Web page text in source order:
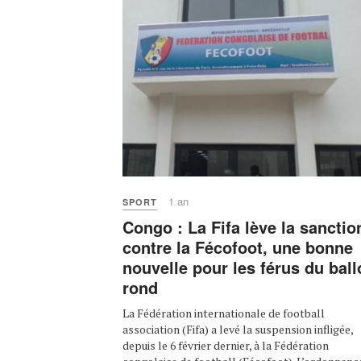
SPORT 1 an
Congo : La Fifa lève la
contre la Fécofoot, une bonne
nouvelle pour les férus du
rond
La Fédération internationale de football
association (Fifa) a levé la suspension infligée,
depuis le 6 février dernier, à la Fédération